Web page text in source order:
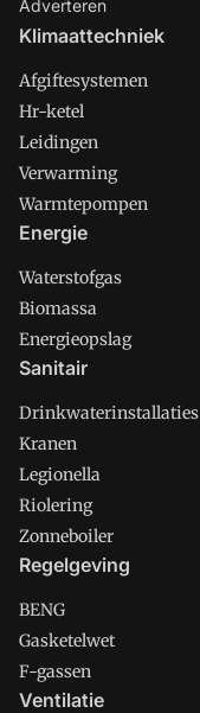
Adverteren
Klimaattechniek
Afgiftesystemen
Hr-ketel
Leidingen
Verwarming
Warmtepompen
Energie
Waterstofgas
Biomassa
Energieopslag
Sanitair
Drinkwaterinstallaties
Kranen
Legionella
Riolering
Zonneboiler
Regelgeving
BENG
Gasketelwet
F-gassen
Ventilatie